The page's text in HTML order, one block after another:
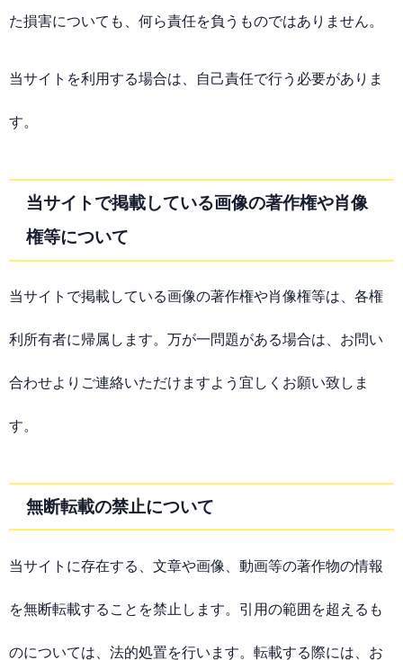
た損害についても、何ら責任を負うものではありません。
当サイトを利用する場合は、自己責任で行う必要がありま
す。
当サイトで掲載している画像の著作権や肖像
権等について
当サイトで掲載している画像の著作権や肖像権等は、各権
利所有者に帰属します。万が一問題がある場合は、お問い
合わせよりご連絡いただけますよう宜しくお願い致しま
す。
無断転載の禁止について
当サイトに存在する、文章や画像、動画等の著作物の情報
を無断転載することを禁止します。引用の範囲を超えるも
のについては、法的処置を行います。転載する際には、お